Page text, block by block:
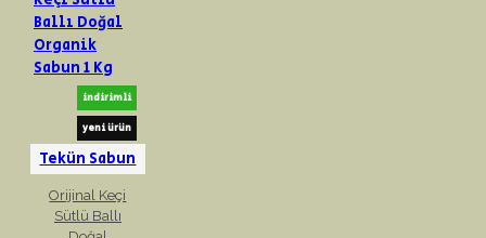
indirimli
yeni ürün
Tekün Sabun
Orijinal Keçi
Sütlü Ballı